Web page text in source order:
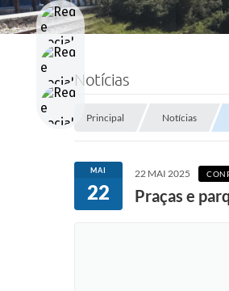
Notícias
Principal Notícias
MAI
22
22 MAI 2025
Praças e